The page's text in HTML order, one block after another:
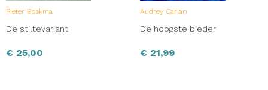
Pieter Boskma
De stiltevariant
€ 25,00
Audrey Carlan
De hoogste bieder
€ 21,99